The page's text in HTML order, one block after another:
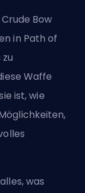
Bow
in Path of
Waffe
ist, wie
was